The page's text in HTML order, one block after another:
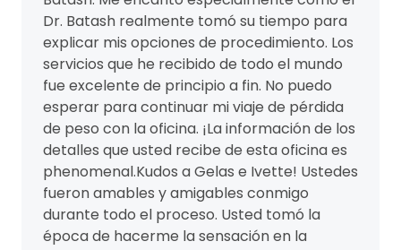
Dr. Batash realmente tomó su tiempo para
explicar mis opciones de procedimiento. Los
servicios que he recibido de todo el mundo
fue excelente de principio a fin. No puedo
esperar para continuar mi viaje de pérdida
de peso con la oficina. ¡La información de los
detalles que usted recibe de esta oficina es
phenomenal.Kudos a Gelas e Ivette! Ustedes
fueron amables y amigables conmigo
durante todo el proceso. Usted tomó la
época de hacerme la sensación en la